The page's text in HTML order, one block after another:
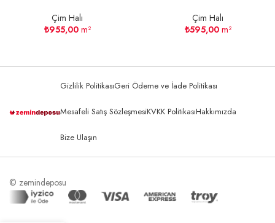
Çim Halı
₺955,00m²
Çim Halı
₺595,00m²
Gizlilik PolitikasıGeri Ödeme ve İade Politikası
Mesafeli Satış SözleşmesiKVKK PolitikasıHakkımızda
Bize Ulaşın
© zemindeposu